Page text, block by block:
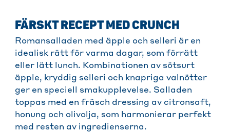
FÄRSKT RECEPT MED CRUNCH
Romansalladen med äpple och selleri är en
idealisk rätt för varma dagar, som förrätt
eller lätt lunch. Kombinationen av sötsurt
äpple, kryddig selleri och knapriga valnötter
ger en speciell smakupplevelse. Salladen
toppas med en fräsch dressing av citronsaft,
honung och olivolja, som harmonierar perfekt
med resten av ingredienserna.